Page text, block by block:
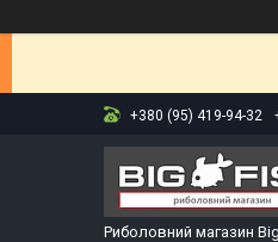
+380 (95) 419-94-32
Риболовний магазин